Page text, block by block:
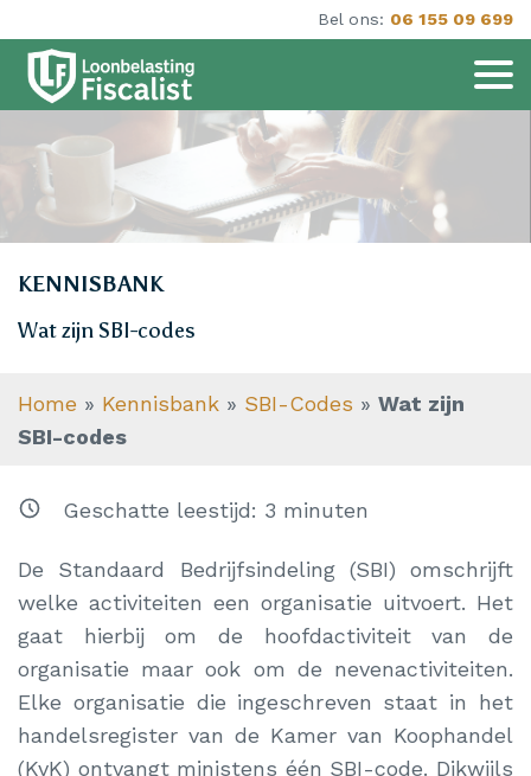
Bel ons: 06 155 09 699
KENNISBANK
Wat zijn SBI-codes
Home » Kennisbank » SBI-Codes » Wat zijn
SBI-codes
Geschatte leestijd: 3 minuten
De Standaard Bedrijfsindeling (SBI) omschrijft
welke activiteiten een organisatie uitvoert. Het
gaat hierbij om de hoofdactiviteit van de
organisatie maar ook om de nevenactiviteiten.
Elke organisatie die ingeschreven staat in het
handelsregister van de Kamer van Koophandel
(KvK) ontvangt ministens één SBI-code. Dikwijls